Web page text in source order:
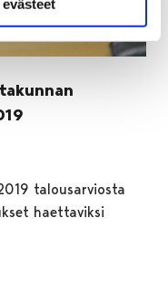
talousarviosta
haettaviksi